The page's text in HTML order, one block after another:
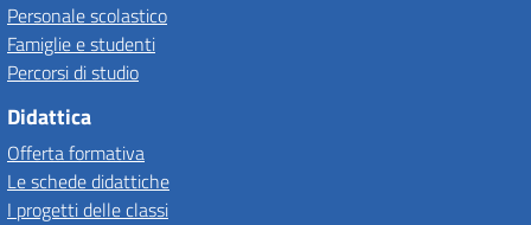
Personale scolastico
Famiglie e studenti
Percorsi di studio
Didattica
Offerta formativa
Le schede didattiche
I progetti delle classi